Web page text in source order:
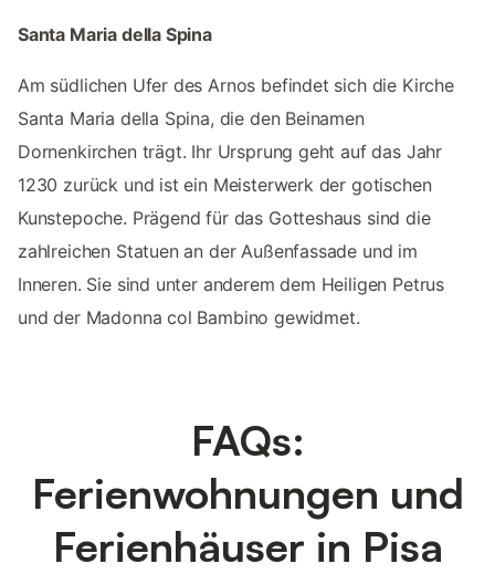
Santa Maria della Spina
Am südlichen Ufer des Arnos befindet sich die Kirche
Santa Maria della Spina, die den Beinamen
Dornenkirchen trägt. Ihr Ursprung geht auf das Jahr
1230 zurück und ist ein Meisterwerk der gotischen
Kunstepoche. Prägend für das Gotteshaus sind die
zahlreichen Statuen an der Außenfassade und im
Inneren. Sie sind unter anderem dem Heiligen Petrus
und der Madonna col Bambino gewidmet.
FAQs:
Ferienwohnungen und
Ferienhäuser in Pisa